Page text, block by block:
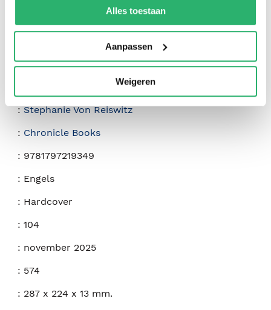
kunnen ontvangen en verwerken.
Alles toestaan
Aanpassen
Weigeren
:Stephanie Von Reiswitz
: Chronicle Books
: 9781797219349
: Engels
: Hardcover
: 104
: november 2025
: 574
: 287 x 224 x 13 mm.